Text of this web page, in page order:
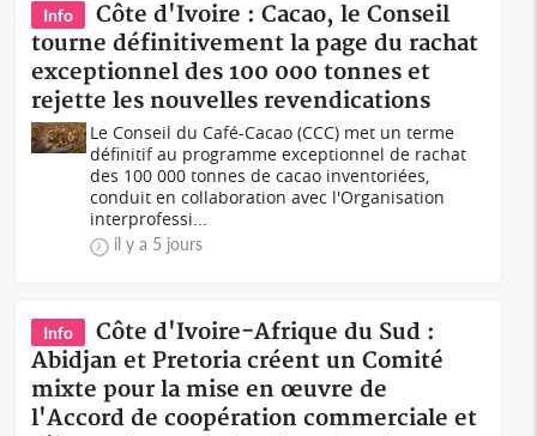
Info
Côte d'Ivoire : Cacao, le Conseil
tourne définitivement la page du rachat
exceptionnel des 100 000 tonnes et
rejette les nouvelles revendications
Le Conseil du Café-Cacao (CCC) met un terme
définitif au programme exceptionnel de rachat
des 100 000 tonnes de cacao inventoriées,
conduit en collaboration avec l'Organisation
interprofessi...
il y a 5 jours
Info
Côte d'Ivoire-Afrique du Sud :
Abidjan et Pretoria créent un Comité
mixte pour la mise en œuvre de
l'Accord de coopération commerciale et